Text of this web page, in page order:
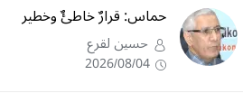
حماس: قرارٌ خاطئٌ وخطير
حسين لقرع
2026/08/04